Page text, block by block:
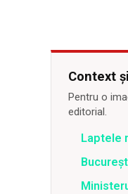
Context
Pentru o
editorial.
Laptele